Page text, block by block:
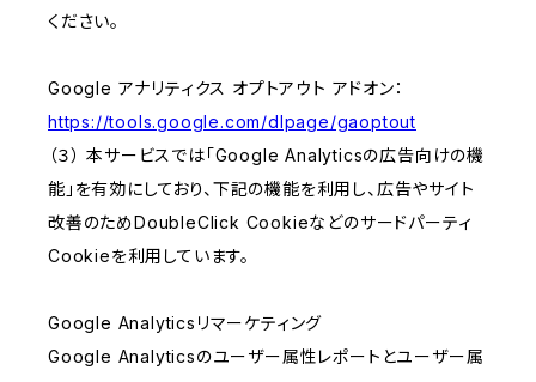
ください。
Google アナリティクス オプトアウト アドオン：
https://tools.google.com/dlpage/gaoptout
（３） 本サービスでは「Google Analyticsの広告向けの機
能」を有効にしており、下記の機能を利用し、広告やサイト
改善のためDoubleClick Cookieなどのサードパーティ
Cookieを利用しています。
Google Analyticsリマーケティング
Google Analyticsのユーザー属性レポートとユーザー属